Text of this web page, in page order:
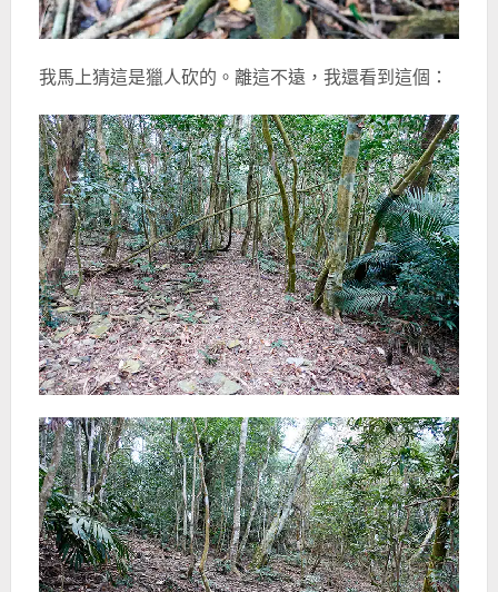
我馬上猜這是獵人砍的。離這不遠，我還看到這個：